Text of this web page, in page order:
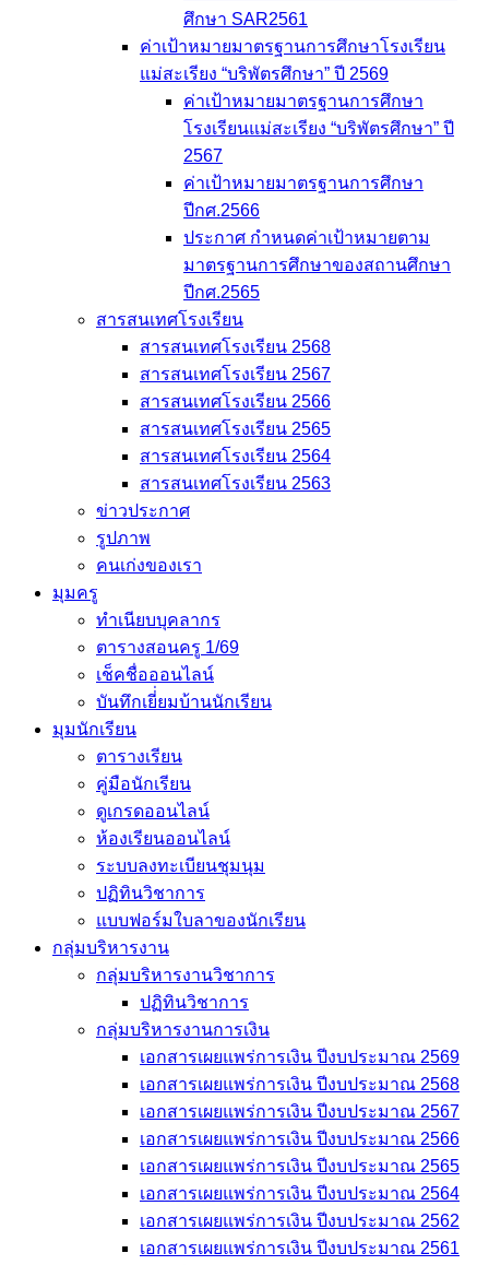
ศึกษา SAR2561
ค่าเป้าหมายมาตรฐานการศึกษาโรงเรียน
แม่สะเรียง “บริพัตรศึกษา” ปี 2569
ค่าเป้าหมายมาตรฐานการศึกษา
โรงเรียนแม่สะเรียง “บริพัตรศึกษา” ปี
2567
ค่าเป้าหมายมาตรฐานการศึกษา
ปีกศ.2566
ประกาศ กำหนดค่าเป้าหมายตาม
มาตรฐานการศึกษาของสถานศึกษา
ปีกศ.2565
สารสนเทศโรงเรียน
สารสนเทศโรงเรียน 2568
สารสนเทศโรงเรียน 2567
สารสนเทศโรงเรียน 2566
สารสนเทศโรงเรียน 2565
สารสนเทศโรงเรียน 2564
สารสนเทศโรงเรียน 2563
ข่าวประกาศ
รูปภาพ
คนเก่งของเรา
มุมครู
ทำเนียบบุคลากร
ตารางสอนครู 1/69
เช็คชื่อออนไลน์
บันทึกเยี่่ยมบ้านนักเรียน
มุมนักเรียน
ตารางเรียน
คู่มือนักเรียน
ดูเกรดออนไลน์
ห้องเรียนออนไลน์
ระบบลงทะเบียนชุมนุม
ปฏิทินวิชาการ
แบบฟอร์มใบลาของนักเรียน
กลุ่มบริหารงาน
กลุ่มบริหารงานวิชาการ
ปฏิทินวิชาการ
กลุ่มบริหารงานการเงิน
เอกสารเผยแพร่การเงิน ปีงบประมาณ 2569
เอกสารเผยแพร่การเงิน ปีงบประมาณ 2568
เอกสารเผยแพร่การเงิน ปีงบประมาณ 2567
เอกสารเผยแพร่การเงิน ปีงบประมาณ 2566
เอกสารเผยแพร่การเงิน ปีงบประมาณ 2565
เอกสารเผยแพร่การเงิน ปีงบประมาณ 2564
เอกสารเผยแพร่การเงิน ปีงบประมาณ 2562
เอกสารเผยแพร่การเงิน ปีงบประมาณ 2561